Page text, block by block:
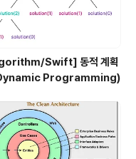
Swift] 동적 계획
Programming)